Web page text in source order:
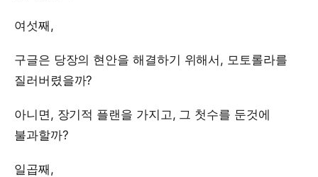
여섯째,
구글은 당장의 현안을 해결하기 위해서, 모토롤라를
질러버렸을까?
아니면, 장기적 플랜을 가지고, 그 첫수를 둔것에
불과할까?
일곱째,